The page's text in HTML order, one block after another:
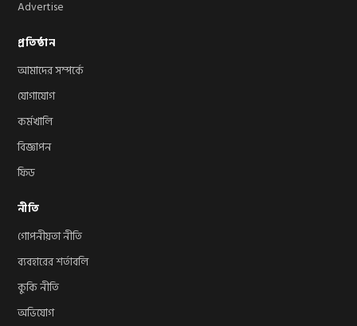
Advertise
প্রতিষ্ঠান
আমাদের সম্পর্কে
যোগাযোগ
কর্মখালি
বিজ্ঞাপন
ফিড
নীতি
গোপনীয়তা নীতি
ব্যবহারের শর্তাবলি
কুকি নীতি
অভিযোগ